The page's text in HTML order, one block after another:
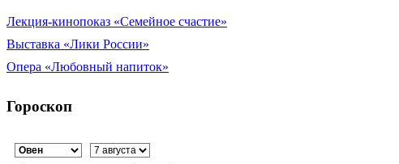
Лекция-кинопоказ «Семейное счастие»
Выставка «Лики России»
Опера «Любовный напиток»
Гороскоп